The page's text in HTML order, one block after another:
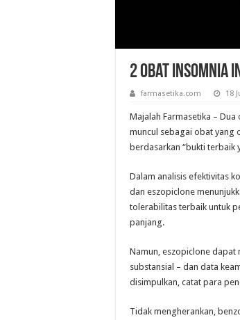
2 Obat Insomnia
farmasetika.com 18
Majalah Farmasetika –
muncul sebagai obat yang
berdasarkan “bukti terbaik
Dalam analisis efektivitas
dan eszopiclone
tolerabilitas terbaik untuk
panjang.
Namun, eszopiclone dapat
substansial – dan data
disimpulkan, catat para
Tidak mengherankan,